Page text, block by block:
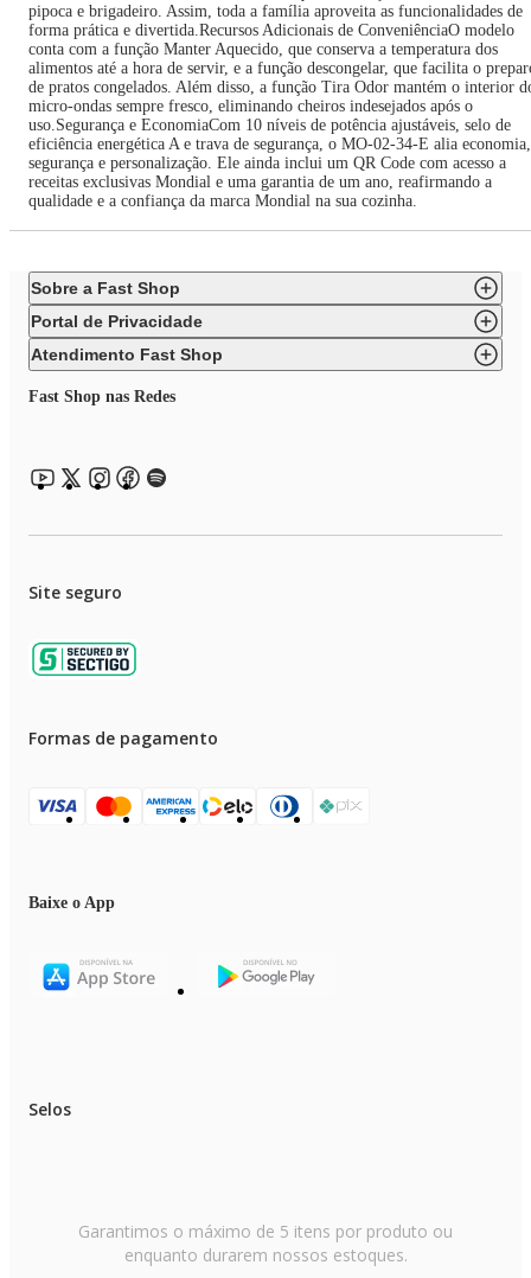
pipoca e brigadeiro. Assim, toda a família aproveita as funcionalidades de
forma prática e divertida.Recursos Adicionais de ConveniênciaO modelo
conta com a função Manter Aquecido, que conserva a temperatura dos
alimentos até a hora de servir, e a função descongelar, que facilita o
de pratos congelados. Além disso, a função Tira Odor mantém o interior
micro-ondas sempre fresco, eliminando cheiros indesejados após o
uso.Segurança e EconomiaCom 10 níveis de potência ajustáveis, selo de
eficiência energética A e trava de segurança, o MO-02-34-E alia economia,
segurança e personalização. Ele ainda inclui um QR Code com acesso a
receitas exclusivas Mondial e uma garantia de um ano, reafirmando a
qualidade e a confiança da marca Mondial na sua cozinha.
Sobre a Fast Shop
Portal de Privacidade
Atendimento Fast Shop
Fast Shop nas Redes
Site seguro
Formas de pagamento
Baixe o App
Selos
Garantimos o máximo de 5 itens por produto ou
enquanto durarem nossos estoques.